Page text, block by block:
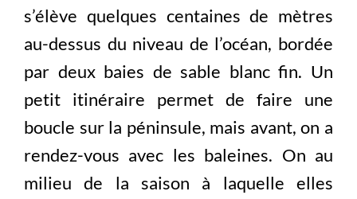
s’élève quelques centaines de mètres
au-dessus du niveau de l’océan, bordée
par deux baies de sable blanc fin. Un
petit itinéraire permet de faire une
boucle sur la péninsule, mais avant, on a
rendez-vous avec les baleines. On au
milieu de la saison à laquelle elles